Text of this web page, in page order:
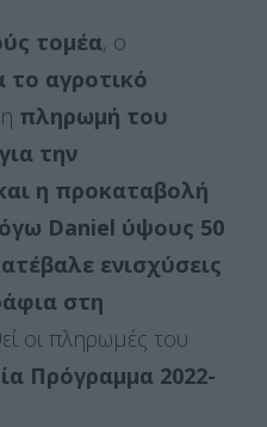
τομέα, ο
το αγροτικό
πληρωμή του
την
η προκαταβολή
Daniel ύψους 50
ενισχύσεις
στη
οι πληρωμές του
Πρόγραμμα 2022-